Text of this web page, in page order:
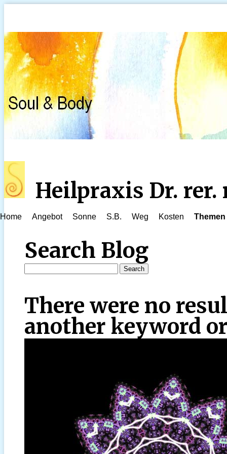
Heilpraxis Dr. rer.
Home Angebot Sonne S.B. Weg Kosten Themen
Search Blog
There were no
another keyword